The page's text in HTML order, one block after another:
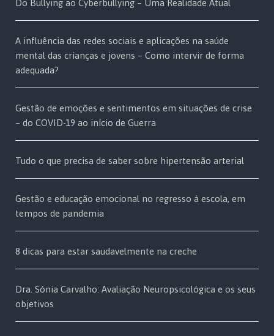
Do Bullying ao Cyberbullying – Uma Realidade Atual
A influência das redes sociais e aplicações na saúde
mental das crianças e jovens – Como intervir de forma
adequada?
Gestão de emoções e sentimentos em situações de crise
– do COVID-19 ao início de Guerra
Tudo o que precisa de saber sobre hipertensão arterial
Gestão e educação emocional no regresso à escola, em
tempos de pandemia
8 dicas para estar saudavelmente na creche
Dra. Sónia Carvalho: Avaliação Neuropsicológica e os seus
objetivos